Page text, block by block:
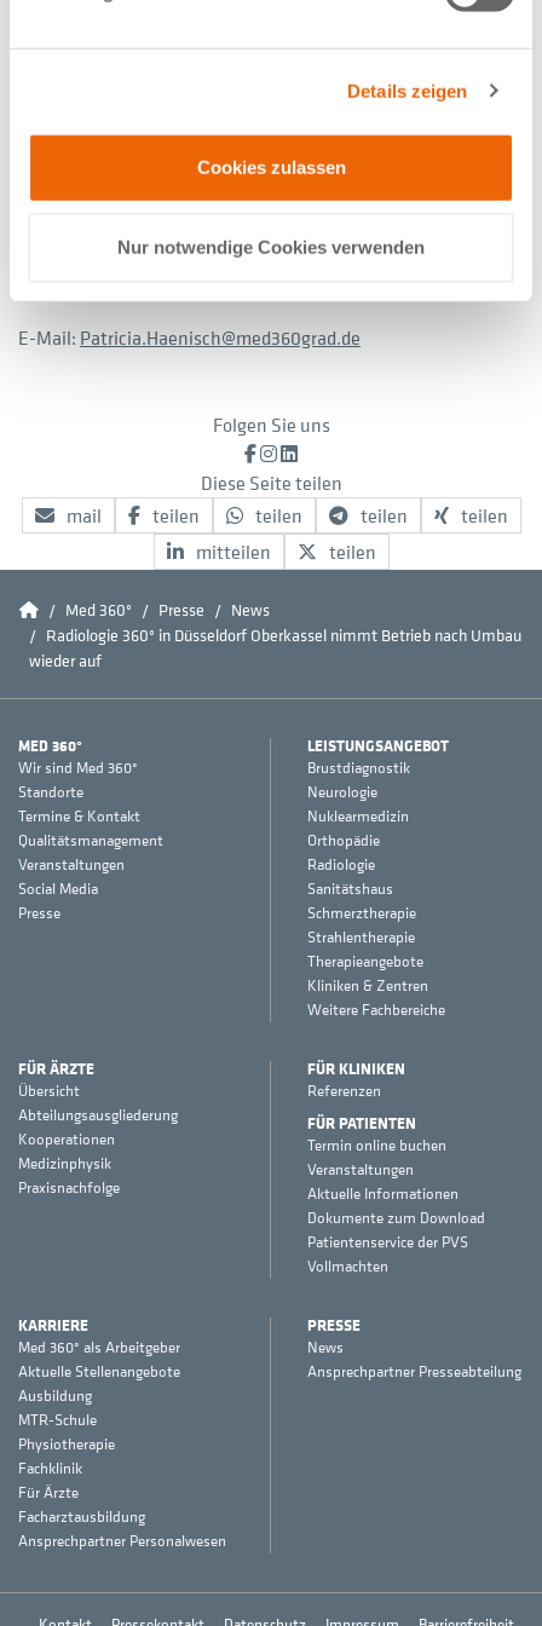
Details zeigen
Cookies zulassen
Nur notwendige Cookies verwenden
stationär.
PRESSEKONTAKT:
Patricia Haenisch
Leitung Marketing und Kommunikation
E-Mail: Patricia.Haenisch med360grad de
Folgen Sie uns
Facebook
Instagram
LinkedIn
Diese Seite teilen
mail
teilen teilen teilen
teilen
mitteilen
teilen
HomeMed 360° Presse
News
Radiologie 360° in Düsseldorf Oberkassel nimmt Betrieb nach Umbau
wieder auf
MED 360°
Wir sind Med 360°
Standorte
Termine & Kontakt
Qualitätsmanagement
Veranstaltungen
Social Media
Presse
LEISTUNGSANGEBOT
Brustdiagnostik
Neurologie
Nuklearmedizin
Orthopädie
Radiologie
Sanitätshaus
Schmerztherapie
Strahlentherapie
Therapieangebote
Kliniken & Zentren
Weitere Fachbereiche
FÜR ÄRZTE
Übersicht
Abteilungsausgliederung
Kooperationen
Medizinphysik
Praxisnachfolge
FÜR KLINIKEN
Referenzen
FÜR PATIENTEN
Termin online buchen
Veranstaltungen
Aktuelle Informationen
Dokumente zum Download
Patientenservice der PVS
Vollmachten
KARRIERE
Med 360° als Arbeitgeber
Aktuelle Stellenangebote
Ausbildung
MTR-Schule
Physiotherapie
Fachklinik
Für Ärzte
Facharztausbildung
Ansprechpartner Personalwesen
PRESSE
News
Ansprechpartner Presseabteilung